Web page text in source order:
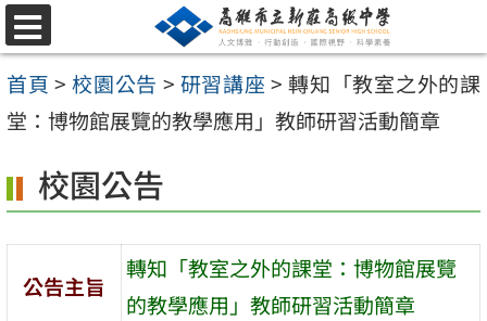
跳
至
主
要
容
區
選
單
首頁 > 校園公告 > 研習講座 > 轉知「教室之外的課
堂：博物館展覽的教學應用」教師研習活動簡章
校園公告
公告主旨
轉知「教室之外的課堂：博物館展覽
的教學應用」教師研習活動簡章